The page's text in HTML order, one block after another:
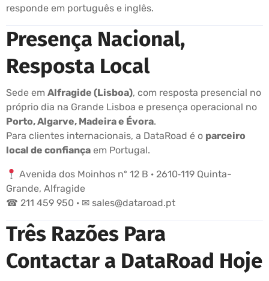
responde em português e inglês.
Presença Nacional,
Resposta Local
Sede em Alfragide (Lisboa), com resposta presencial no
próprio dia na Grande Lisboa e presença operacional no
Porto, Algarve, Madeira e Évora.
Para clientes internacionais, a DataRoad é o parceiro
local de confiança em Portugal.
Avenida dos Moinhos nº 12 B · 2610‑119 Quinta-
Grande, Alfragide
☎ 211 459 950 · ✉ sales@dataroad.pt
Três Razões Para
Contactar a DataRoad Hoje